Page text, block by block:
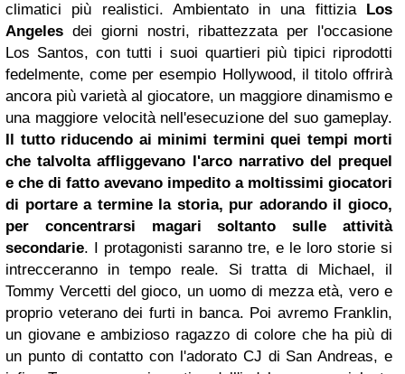
climatici più realistici. Ambientato in una fittizia
Los
Angeles dei giorni nostri, ribattezzata per l'occasione
Los Santos, con tutti i suoi quartieri più tipici riprodotti
fedelmente, come per esempio Hollywood, il titolo offrirà
ancora più varietà al giocatore, un maggiore dinamismo e
una maggiore velocità nell'esecuzione del suo gameplay.
Il tutto riducendo ai minimi termini quei tempi morti
che talvolta affliggevano l'arco narrativo del prequel
e che di fatto avevano impedito a moltissimi giocatori
di portare a termine la storia, pur adorando il gioco,
per concentrarsi magari soltanto sulle attività
secondarie. I protagonisti saranno tre, e le loro storie si
intrecceranno in tempo reale. Si tratta di Michael, il
Tommy Vercetti del gioco, un uomo di mezza età, vero e
proprio veterano dei furti in banca. Poi avremo Franklin,
un giovane e ambizioso ragazzo di colore che ha più di
un punto di contatto con l'adorato CJ di San Andreas, e